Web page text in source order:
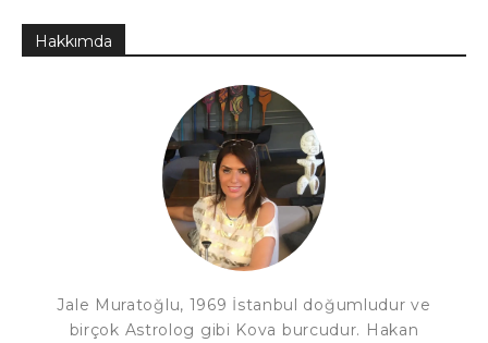
Hakkımda
Jale Muratoğlu, 1969 İstanbul doğumludur ve
birçok Astrolog gibi Kova burcudur. Hakan